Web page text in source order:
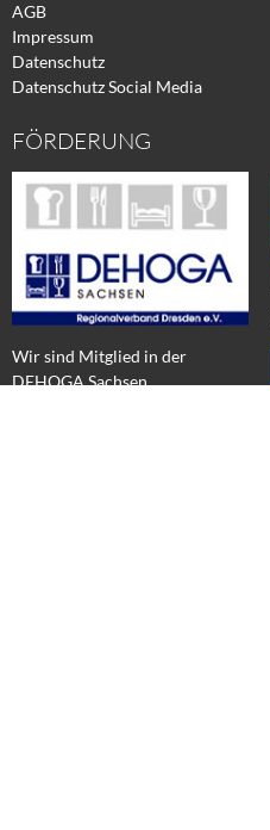
AGB
Impressum
Datenschutz
Datenschutz Social Media
FÖRDERUNG
Wir sind Mitglied in der
DEHOGA Sachsen